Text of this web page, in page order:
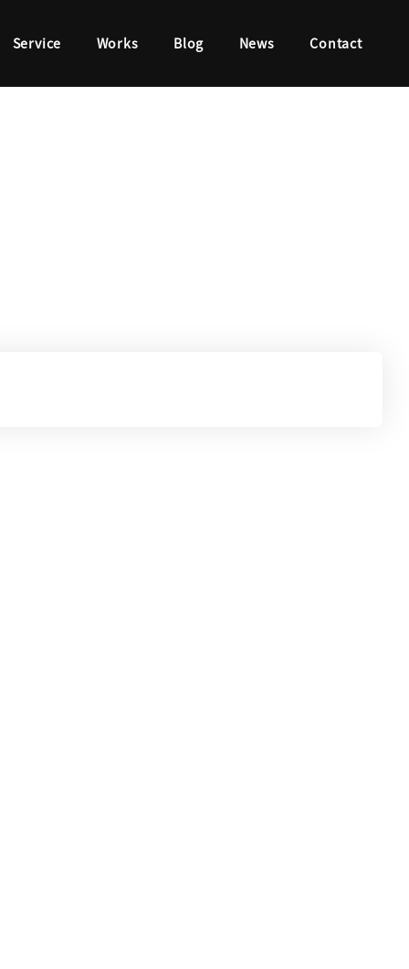
Service Works Blog News Contact